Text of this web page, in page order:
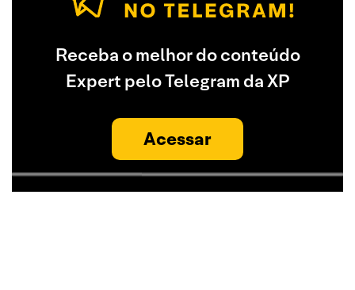
Receba o melhor do conteúdo
Expert pelo Telegram da XP
Acessar